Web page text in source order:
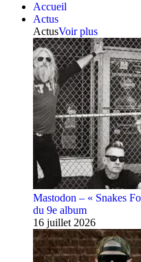
Accueil
Actus
ActusVoir plus
Mastodon – « Snakes
du 9e album
16 juillet 2026